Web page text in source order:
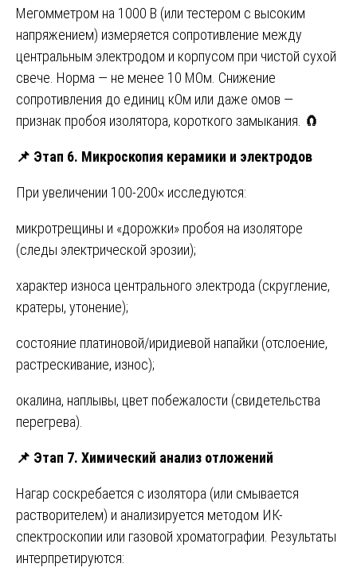
Мегомметром на 1000 В (или тестером с высоким
напряжением) измеряется сопротивление между
центральным электродом и корпусом при чистой сухой
свече. Норма — не менее 10 МОм. Снижение
сопротивления до единиц кОм или даже омов —
признак пробоя изолятора, короткого замыкания. 🧲
📌 Этап 6. Микроскопия керамики и электродов
При увеличении 100-200× исследуются:
микротрещины и «дорожки» пробоя на изоляторе
(следы электрической эрозии);
характер износа центрального электрода (скругление,
кратеры, утонение);
состояние платиновой/иридиевой напайки (отслоение,
растрескивание, износ);
окалина, наплывы, цвет побежалости (свидетельства
перегрева).
📌 Этап 7. Химический анализ отложений
Нагар соскребается с изолятора (или смывается
растворителем) и анализируется методом ИК-
спектроскопии или газовой хроматографии. Результаты
интерпретируются: